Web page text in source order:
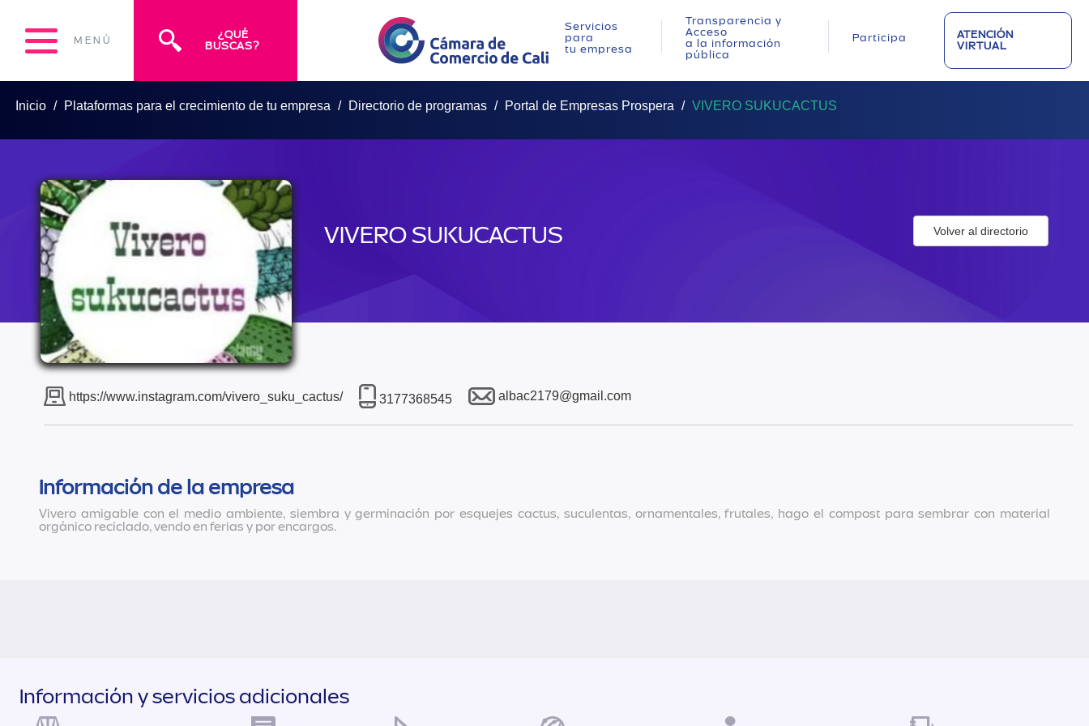
MENÚ
¿QUÉ
BUSCAS?
Servicios
para
tu empresa
Transparencia y
Acceso
a la información
pública
Participa
ATENCIÓN
VIRTUAL
Inicio Plataformas para el crecimiento de tu empresa Directorio de programas Portal de Empresas Prospera VIVERO SUKUCACTUS
VIVERO SUKUCACTUS Volver al directorio
https://www.instagram.com/vivero_suku_cactus/ 3177368545 albac2179@gmail.com
Información de la empresa
Vivero amigable con el medio ambiente, siembra y germinación por esquejes cactus, suculentas, ornamentales, frutales, hago el compost para sembrar con material
orgánico reciclado, vendo en ferias y por encargos.
Información y servicios adicionales